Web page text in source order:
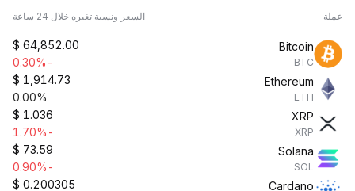
عملة السعر ونسبة تغيره خلال 24 ساعة
Bitcoin
BTC
$ 64,852.00
-0.30%
Ethereum
ETH
$ 1,914.73
0.00%
XRP
XRP
$ 1.036
-1.70%
Solana
SOL
$ 73.59
-0.90%
Cardano
$ 0.200305